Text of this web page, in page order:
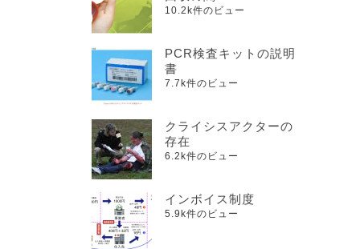
10.2k件のビュー
PCR検査キットの説明
書
7.7k件のビュー
クライシスアクターの
存在
6.2k件のビュー
インボイス制度
5.9k件のビュー